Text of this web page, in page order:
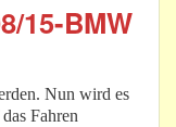
15-BMW
Nun wird es
Fahren